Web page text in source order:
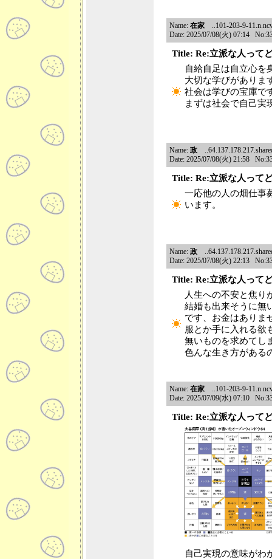
Name: 在家 ..101-203-9-
Date: 2025/07/08(火) 07:14
Title: Re:立派な人って
自給自足は自立心を
大切な学びがありま
社会は学びの宝庫で
まずは社会で自己実
Name: 政
Date: 2025/07/08(火) 21:58
Title: Re:立派な人って
一応他の人の畑仕事
います。
Name: 政
Date: 2025/07/08(火) 22:13
Title: Re:立派な人って
人生への不安と焦り
結婚も出来そうに無
です、お金はありま
服とか手に入れる欲
無いものを求めてし
色んな生き方がある
Name: 在家 ..101-203-9-
Date: 2025/07/09(水) 07:10
Title: Re:立派な人って
自己実現の意味がわ